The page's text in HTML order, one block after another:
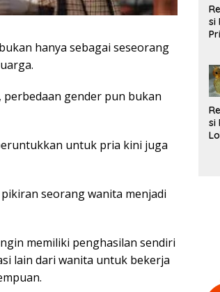
hanya sebagai seseorang
gender pun bukan
untuk pria kini juga
seorang wanita menjadi
memiliki penghasilan sendiri
lain dari wanita untuk bekerja
si
si